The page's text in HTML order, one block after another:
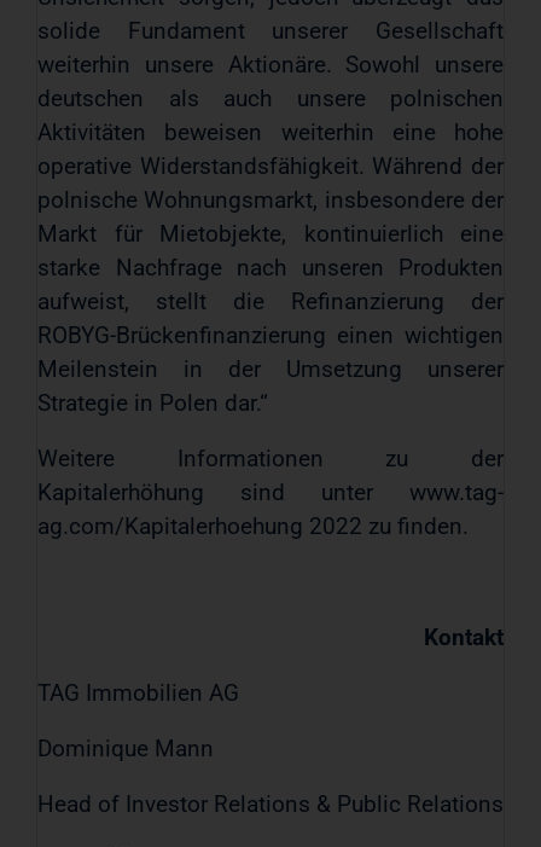
solide Fundament unserer Gesellschaft
weiterhin unsere Aktionäre. Sowohl unsere
deutschen als auch unsere polnischen
Aktivitäten beweisen weiterhin eine hohe
operative Widerstandsfähigkeit. Während der
polnische Wohnungsmarkt, insbesondere der
Markt für Mietobjekte, kontinuierlich eine
starke Nachfrage nach unseren Produkten
aufweist, stellt die Refinanzierung der
ROBYG-Brückenfinanzierung einen wichtigen
Meilenstein in der Umsetzung unserer
Strategie in Polen dar.“
Weitere Informationen zu der
Kapitalerhöhung sind unter www.tag-
ag.com/Kapitalerhoehung 2022 zu finden.
Kontakt
TAG Immobilien AG
Dominique Mann
Head of Investor Relations & Public Relations